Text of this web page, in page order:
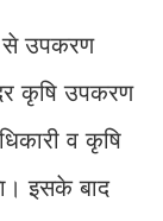
से उपकरण
कृषि उपकरण
व कृषि
इसके बाद